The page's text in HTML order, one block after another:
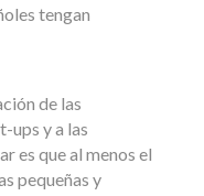
tengan
de las
ups y a las
es que al menos el
pequeñas y